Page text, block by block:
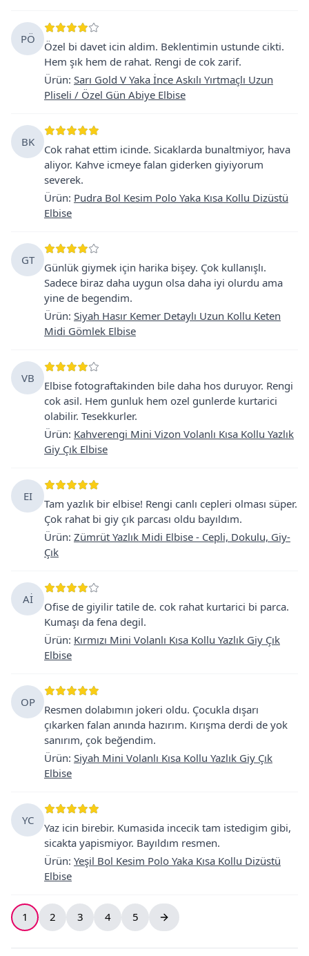
PÖ
Özel bi davet icin aldim. Beklentimin ustunde cikti.
Hem şık hem de rahat. Rengi de cok zarif.
Ürün: Sarı Gold V Yaka İnce Askılı Yırtmaçlı Uzun
Pliseli / Özel Gün Abiye Elbise
BK
Cok rahat ettim icinde. Sicaklarda bunaltmiyor, hava
aliyor. Kahve icmeye falan giderken giyiyorum
severek.
Ürün: Pudra Bol Kesim Polo Yaka Kısa Kollu Dizüstü
Elbise
GT
Günlük giymek için harika bişey. Çok kullanışlı.
Sadece biraz daha uygun olsa daha iyi olurdu ama
yine de begendim.
Ürün: Siyah Hasır Kemer Detaylı Uzun Kollu Keten
Midi Gömlek Elbise
VB
Elbise fotograftakinden bile daha hos duruyor. Rengi
cok asil. Hem gunluk hem ozel gunlerde kurtarici
olabilir. Tesekkurler.
Ürün: Kahverengi Mini Vizon Volanlı Kısa Kollu Yazlık
Giy Çık Elbise
EI
Tam yazlık bir elbise! Rengi canlı cepleri olması süper.
Çok rahat bi giy çık parcası oldu bayıldım.
Ürün: Zümrüt Yazlık Midi Elbise - Cepli, Dokulu, Giy-
Çık
Aİ
Ofise de giyilir tatile de. cok rahat kurtarici bi parca.
Kumaşı da fena degil.
Ürün: Kırmızı Mini Volanlı Kısa Kollu Yazlık Giy Çık
Elbise
OP
Resmen dolabımın jokeri oldu. Çocukla dışarı
çıkarken falan anında hazırım. Kırışma derdi de yok
sanırım, çok beğendim.
Ürün: Siyah Mini Volanlı Kısa Kollu Yazlık Giy Çık
Elbise
YC
Yaz icin birebir. Kumasida incecik tam istedigim gibi,
sicakta yapismiyor. Bayıldım resmen.
Ürün: Yeşil Bol Kesim Polo Yaka Kısa Kollu Dizüstü
Elbise
1 2 3 4 5